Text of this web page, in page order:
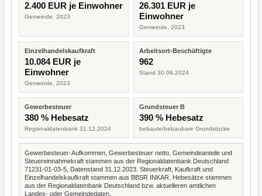
2.400 EUR je Einwohner
Gemeinde, 2023
26.301 EUR je
Einwohner
Gemeinde, 2023
Einzelhandelskaufkraft
10.084 EUR je
Einwohner
Gemeinde, 2023
Arbeitsort-Beschäftigte
962
Stand 30.06.2024
Gewerbesteuer
380 % Hebesatz
Regionaldatenbank 31.12.2024
Grundsteuer B
390 % Hebesatz
bebaute/bebaubare Grundstücke
Gewerbesteuer-Aufkommen, Gewerbesteuer netto, Gemeindeanteile und
Steuereinnahmekraft stammen aus der Regionaldatenbank Deutschland
71231-01-03-5, Datenstand 31.12.2023. Steuerkraft, Kaufkraft und
Einzelhandelskaufkraft stammen aus BBSR INKAR. Hebesätze stammen
aus der Regionaldatenbank Deutschland bzw. aktuelleren amtlichen
Landes- oder Gemeindedaten.